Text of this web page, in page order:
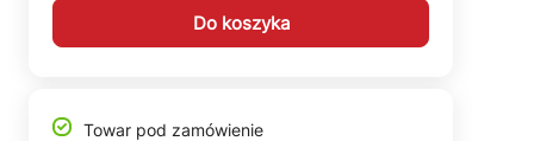
Do koszyka
Towar pod zamówienie